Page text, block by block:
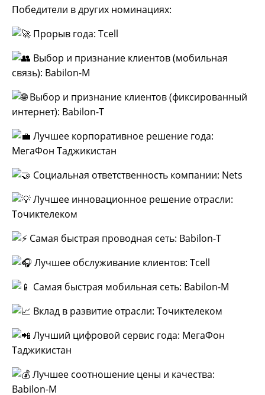
Победители в других номинациях:
Прорыв года: Tcell
Выбор и признание клиентов (мобильная
связь): Babilon-M
Выбор и признание клиентов (фиксированный
интернет): Babilon-T
Лучшее корпоративное решение года:
МегаФон Таджикистан
Социальная ответственность компании: Nets
Лучшее инновационное решение отрасли:
Точиктелеком
Самая быстрая проводная сеть: Babilon-T
Лучшее обслуживание клиентов: Tcell
Самая быстрая мобильная сеть: Babilon-M
Вклад в развитие отрасли: Точиктелеком
Лучший цифровой сервис года: МегаФон
Таджикистан
Лучшее соотношение цены и качества:
Babilon-M